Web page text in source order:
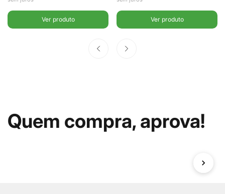
2,2L -Ver produto
2,2L - Ou
Ver produto
Quem compra, aprova!